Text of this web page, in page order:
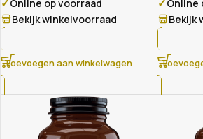
✓Online op voorraad
Bekijk winkelvoorraad
Toevoegen aan winkelwagen
✓Online
Bekijk